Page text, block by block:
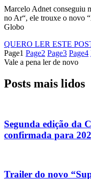
Marcelo Adnet conseguiu
no Ar“, ele trouxe o novo
Globo
QUERO LER ESTE
Page1 Page2 Page3 Page4
Vale a pena ler de novo
Posts mais lidos
Segunda edição da
confirmada para
Trailer do novo